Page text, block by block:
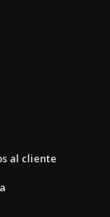
al cliente